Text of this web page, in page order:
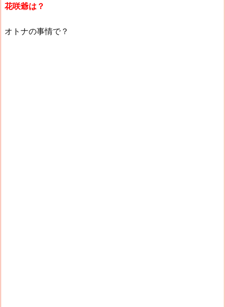
花咲爺は？
オトナの事情で？